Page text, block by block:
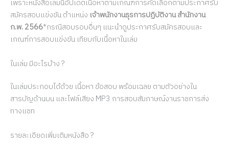
เพราะหนังสือเล่มนี้อัปเดตเนื้อหาตามเกณฑ์การคัดเลือกตามประกาศรับ
สมัครสอบแข่งขัน ตำแหน่ง เจ้าพนักงานธุรการปฏิบัติงาน สำนักงาน
ก.พ. 2566*กรณีสอบรอบอื่นๆ แนะนำดูประกาศรับสมัครสอบและ
เกณฑ์การสอบแข่งขัน เทียบกับเนื้อหาในเล่ม
ในเล่ม มีอะไรบ้าง ?
ในเล่มประกอบได้ด้วย เนื้อหา ข้อสอบ พร้อมเฉลย ตามตัวอย่างใน
สารบัญด้านบน และไฟล์เสียง MP3 การสอบสัมภาษณ์งานราชการส่ง
ทางแชท
รายละเอียดเพิ่มเติมหนังสือ ?